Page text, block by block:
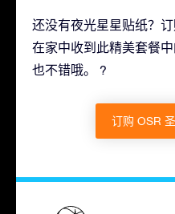
还没有夜光星星贴纸？
在家中收到此精美套餐
也不错哦。 ?
订购 OSR